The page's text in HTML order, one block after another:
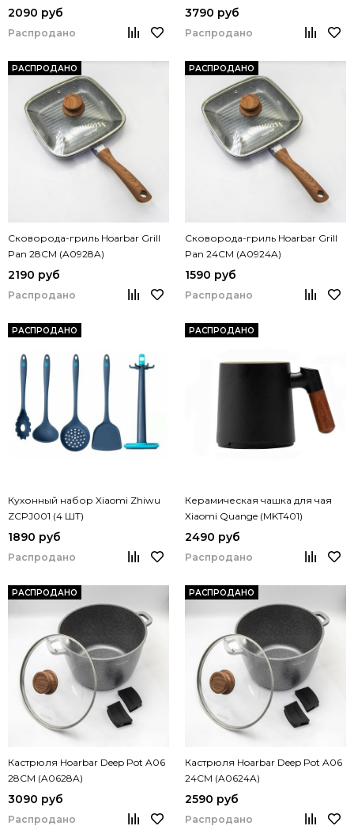
2090 руб
Распродано
32 cm (JC-TDCG01)
3790 руб
Распродано
РАСПРОДАНО
Сковорода-гриль Hoarbar Grill
Pan 28CM (A0928A)
2190 руб
Распродано
РАСПРОДАНО
Сковорода-гриль Hoarbar Grill
Pan 24CM (A0924A)
1590 руб
Распродано
РАСПРОДАНО
Кухонный набор Xiaomi Zhiwu
ZCPJ001 (4 ШТ)
1890 руб
Распродано
РАСПРОДАНО
Керамическая чашка для чая
Xiaomi Quange (MKT401)
2490 руб
Распродано
РАСПРОДАНО
Кастрюля Hoarbar Deep Pot A06
28CM (A0628A)
3090 руб
Распродано
РАСПРОДАНО
Кастрюля Hoarbar Deep Pot A06
24CM (A0624A)
2590 руб
Распродано